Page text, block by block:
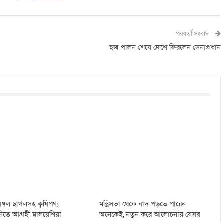
পরবর্তী সংবাদ
হজ পালন শেষে দেশে ফিরলেন সেনাপ্রধান
ছাগলসহ কৃষিপণ্য
আগ্রহী মালয়েশিয়া
মন্ত্রিসভা থেকে বাদ পড়তে পারেন
অনেকেই, নতুন করে আলোচনায় যেসব